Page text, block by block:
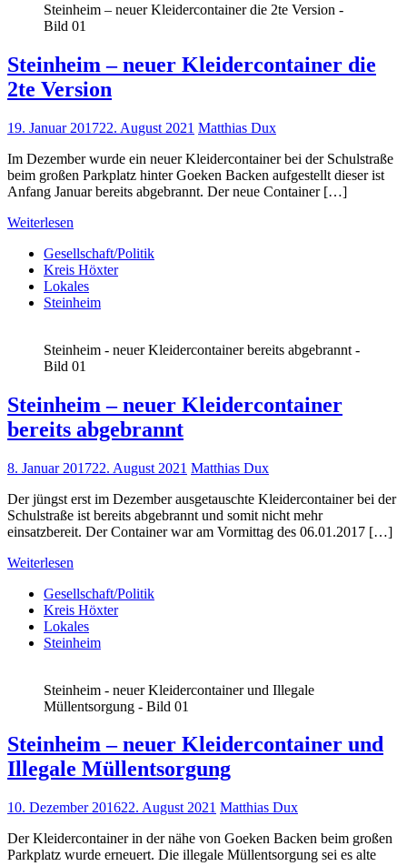
Steinheim – neuer Kleidercontainer die 2te Version -
Bild 01
Steinheim – neuer Kleidercontainer die
2te Version
19. Januar 201722. August 2021 Matthias Dux
Im Dezember wurde ein neuer Kleidercontainer bei der Schulstraße
beim großen Parkplatz hinter Goeken Backen aufgestellt dieser ist
Anfang Januar bereits abgebrannt. Der neue Container […]
Weiterlesen
Gesellschaft/Politik
Kreis Höxter
Lokales
Steinheim
Steinheim - neuer Kleidercontainer bereits abgebrannt -
Bild 01
Steinheim – neuer Kleidercontainer
bereits abgebrannt
8. Januar 201722. August 2021 Matthias Dux
Der jüngst erst im Dezember ausgetauschte Kleidercontainer bei der
Schulstraße ist bereits abgebrannt und somit nicht mehr
einsatzbereit. Der Container war am Vormittag des 06.01.2017 […]
Weiterlesen
Gesellschaft/Politik
Kreis Höxter
Lokales
Steinheim
Steinheim - neuer Kleidercontainer und Illegale
Müllentsorgung - Bild 01
Steinheim – neuer Kleidercontainer und
Illegale Müllentsorgung
10. Dezember 201622. August 2021 Matthias Dux
Der Kleidercontainer in der nähe von Goeken Backen beim großen
Parkplatz wurde erneuert. Die illegale Müllentsorgung sei es alte